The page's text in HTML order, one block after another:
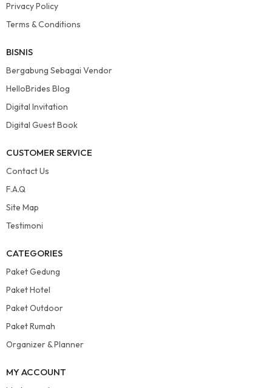
Privacy Policy
Terms & Conditions
BISNIS
Bergabung Sebagai Vendor
HelloBrides Blog
Digital Invitation
Digital Guest Book
CUSTOMER SERVICE
Contact Us
F.A.Q
Site Map
Testimoni
CATEGORIES
Paket Gedung
Paket Hotel
Paket Outdoor
Paket Rumah
Organizer & Planner
MY ACCOUNT